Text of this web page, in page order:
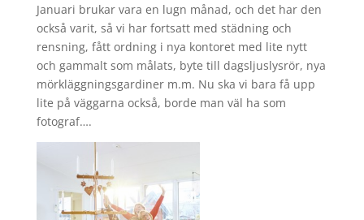
Januari brukar vara en lugn månad, och det har den
också varit, så vi har fortsatt med städning och
rensning, fått ordning i nya kontoret med lite nytt
och gammalt som målats, byte till dagsljuslysrör, nya
mörkläggningsgardiner m.m. Nu ska vi bara få upp
lite på väggarna också, borde man väl ha som
fotograf….